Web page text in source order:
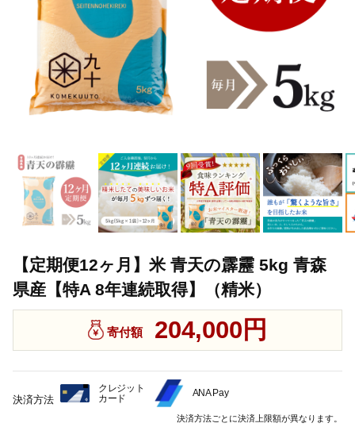
【定期便12ヶ月】米 青天の霹靂 5kg 青森
県産【特A 8年連続取得】（精米）
寄付額 204,000円
決済方法
クレジット
カード
ANA Pay
決済方法ごとに決済上限額が異なります。